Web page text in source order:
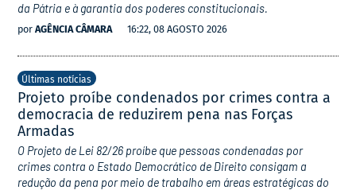
da Pátria e à garantia dos poderes constitucionais.
por AGÊNCIA CÂMARA 16:22, 08 AGOSTO 2026
Últimas notícias
Projeto proíbe condenados por crimes contra a
democracia de reduzirem pena nas Forças
Armadas
O Projeto de Lei 82/26 proíbe que pessoas condenadas por
crimes contra o Estado Democrático de Direito consigam a
redução da pena por meio de trabalho em áreas estratégicas do